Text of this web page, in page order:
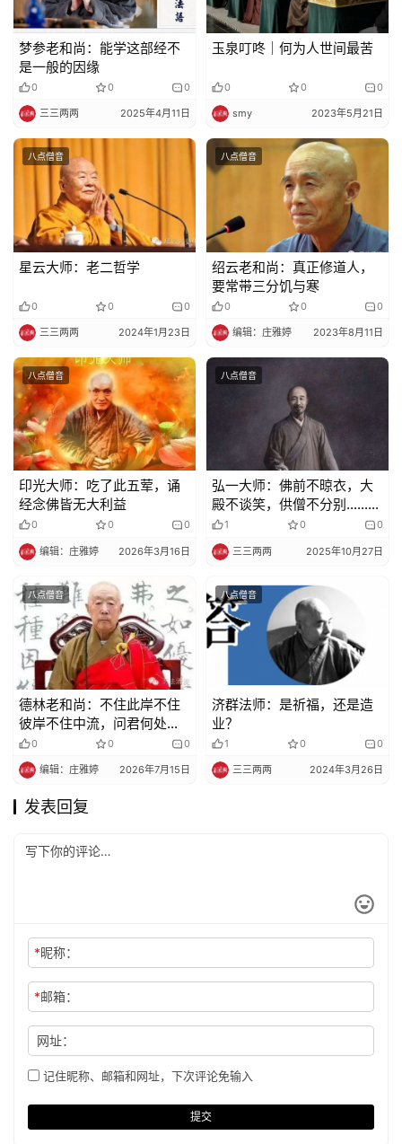
梦参老和尚：能学这部经不
是一般的因缘
0 0 0
三三两两 2025年4月11日
玉泉叮咚｜何为人世间最苦
0 0 0
smy 2023年5月21日
八点僧音
星云大师：老二哲学
0 0 0
三三两两 2024年1月23日
八点僧音
绍云老和尚：真正修道人，
要常带三分饥与寒
0 0 0
编辑：庄雅婷 2023年8月11日
八点僧音
印光大师：吃了此五荤，诵
经念佛皆无大利益
0 0 0
编辑：庄雅婷 2026年3月16日
八点僧音
弘一大师：佛前不晾衣，大
殿不谈笑，供僧不分别……做
到这些，才称得上恭敬三宝
1 0 0
三三两两 2025年10月27日
八点僧音
德林老和尚：不住此岸不住
彼岸不住中流，问君何处安
身0 0 0
编辑：庄雅婷 2026年7月15日
八点僧音
济群法师：是祈福，还是造
业？
1 0 0
三三两两 2024年3月26日
发表回复
*昵称：
*邮箱：
网址：
记住昵称、邮箱和网址，下次评论免输入
提交